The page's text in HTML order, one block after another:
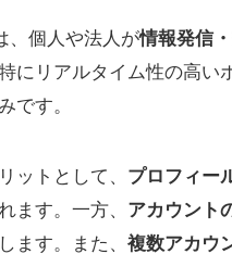
、個人や法人が情報発信
にリアルタイム性の高い
です。
ットとして、 プロフィー
ます。一方、 アカウント
ます。また、 複数アカウ